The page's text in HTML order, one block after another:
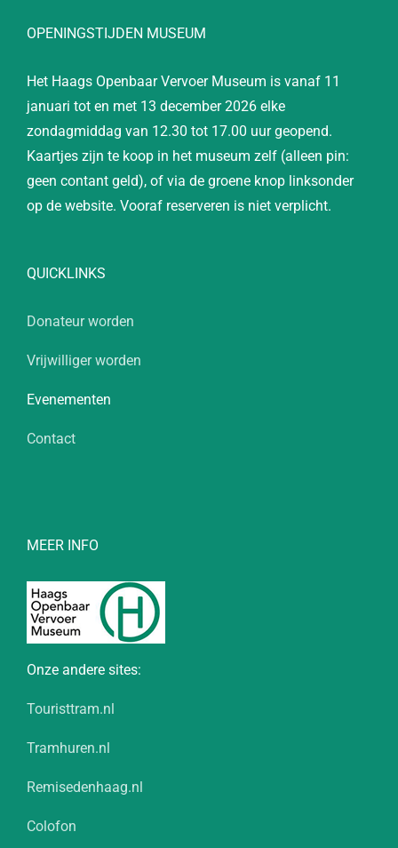
OPENINGSTIJDEN MUSEUM
Het Haags Openbaar Vervoer Museum is vanaf 11
januari tot en met 13 december 2026 elke
zondagmiddag van 12.30 tot 17.00 uur geopend.
Kaartjes zijn te koop in het museum zelf (alleen pin:
geen contant geld), of via de groene knop linksonder
op de website. Vooraf reserveren is niet verplicht.
QUICKLINKS
Donateur worden
Vrijwilliger worden
Evenementen
Contact
MEER INFO
Onze andere sites:
Touristtram.nl
Tramhuren.nl
Remisedenhaag.nl
Colofon